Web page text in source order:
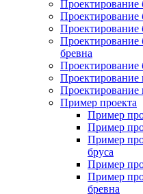
Проектирование
Проектирование
Проектирование
Проектирование
бревна
Проектирование
Проектирование
Проектирование
Пример проекта
Пример
Пример
Пример
бруса
Пример
Пример
бревна